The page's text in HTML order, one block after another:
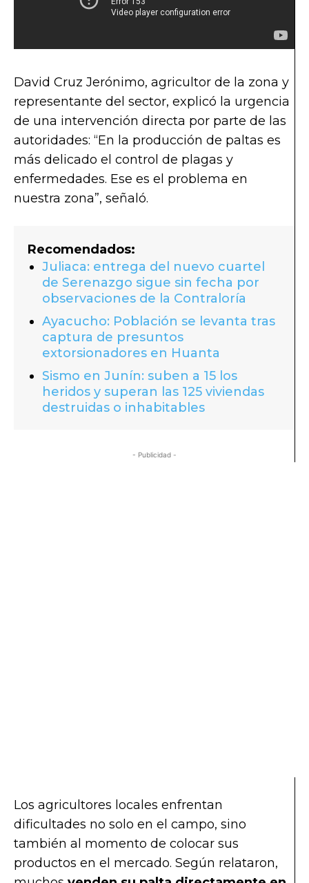
David Cruz Jerónimo, agricultor de la zona y
representante del sector, explicó la urgencia
de una intervención directa por parte de las
autoridades: “En la producción de paltas es
más delicado el control de plagas y
enfermedades. Ese es el problema en
nuestra zona”, señaló.
Recomendados:
Juliaca: entrega del nuevo cuartel
de Serenazgo sigue sin fecha por
observaciones de la Contraloría
Ayacucho: Población se levanta tras
captura de presuntos
extorsionadores en Huanta
Sismo en Junín: suben a 15 los
heridos y superan las 125 viviendas
destruidas o inhabitables
- Publicidad -
Los agricultores locales enfrentan
dificultades no solo en el campo, sino
también al momento de colocar sus
productos en el mercado. Según relataron,